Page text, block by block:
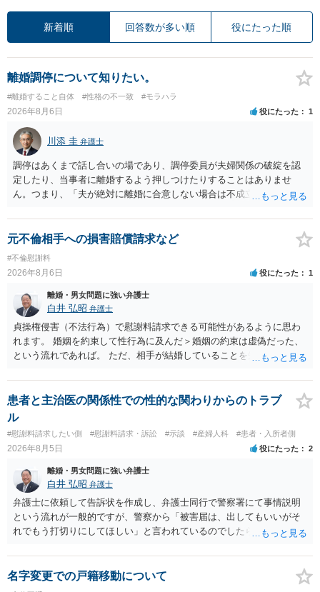
新着順 回答数が多い順 役にたった順
離婚調停について知りたい。
#離婚すること自体 #性格の不一致 #モラハラ
2026年8月6日 役にたった 1
川添 圭 弁護士
調停はあくまで話し合いの場であり、調停委員が夫婦関係の破綻を認
定したり、当事者に離婚するよう押しつけたりすることはありませ
ん。つまり、「夫が絶対に離婚に合意しない場合は不成立になり」、
きません。 調停段階での離婚成立を希望するなら、夫が離婚に前向き
になるような条件提示をする等、模索するほかありません（極端な話
をいえば、夫から「この条件なら離婚してもよい」として提示された
条件を全部丸呑みする、という方法しかないかもしれません）。た
だ、離婚訴訟をしたくないという考えを見透かされてしまうと、逆に
足下を見られてしまいますので、注意する必要があります。 夫が離婚
に抵抗する可能性が高いのであれば、むしろ淡々と調停不成立にして
離婚訴訟で離婚原因を主張し、判決へ持っていく方が近道であること
も少なくありません。見通し等を含め、弁護士へ相談・依頼した方が
よいと思います。
元不倫相手への損害賠償請求など
#不倫慰謝料
2026年8月6日 役にたった 1
離婚・男女問題に強い弁護士
白井 弘昭 弁護士
貞操権侵害（不法行為）で慰謝料請求できる可能性があるように思わ
れます。 婚姻を約束して性行為に及んだ＞婚姻の約束は虚偽だった、
という流れであれば。 ただ、相手が結婚していることを知って行為に
性も認められそうですので、あまり慰謝料は高額にならないように思
われます。 一度、最寄りの弁護士に相談してみてください。
患者と主治医の関係性での性的な関わりからのトラブ
ル
#慰謝料請求したい側 #慰謝料請求・訴訟 #示談 #産婦人科 #患者・入所者側
2026年8月5日 役にたった 2
離婚・男女問題に強い弁護士
白井 弘昭 弁護士
弁護士に依頼して告訴状を作成し、弁護士同行で警察署にて事情説明
という流れが一般的ですが、警察から「被害届は、出してもいいがそ
れでもう打切りにしてほしい」と言われているのでしたら、あまり結
検察庁に訴えるのもありかもしれないですが、実際に捜査をするの
は、結局所轄だと思われますので、やはり結論は変わらないかもしれ
ないです。 一度、最寄りの「刑事に強い」とうたっている弁護士に相
名字変更での戸籍移動について